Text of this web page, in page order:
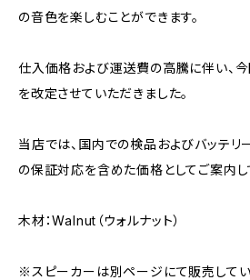
の音色を楽しむことができます。
仕入価格および運送費の高騰に伴い、
を改定させていただきました。
当店では、国内での検品およびバッテ
の保証対応を含めた価格としてご案内し
木材：Walnut（ウォルナット）
※スピーカーは別ページにて販売してい